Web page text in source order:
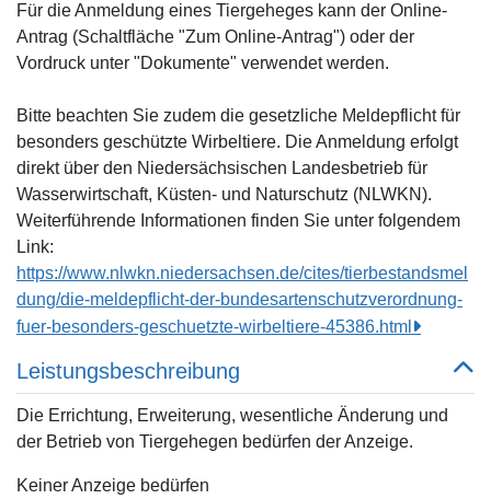
Für die Anmeldung eines Tiergeheges kann der Online-
Antrag (Schaltfläche "Zum Online-Antrag") oder der
Vordruck unter "Dokumente" verwendet werden.
Bitte beachten Sie zudem die gesetzliche Meldepflicht für
besonders geschützte Wirbeltiere. Die Anmeldung erfolgt
direkt über den Niedersächsischen Landesbetrieb für
Wasserwirtschaft, Küsten- und Naturschutz (NLWKN).
Weiterführende Informationen finden Sie unter folgendem
Link:
https://www.nlwkn.niedersachsen.de/cites/tierbestandsmel
dung/die-meldepflicht-der-bundesartenschutzverordnung-
fuer-besonders-geschuetzte-wirbeltiere-45386.html
Leistungsbeschreibung
Die Errichtung, Erweiterung, wesentliche Änderung und
der Betrieb von Tiergehegen bedürfen der Anzeige.
Keiner Anzeige bedürfen